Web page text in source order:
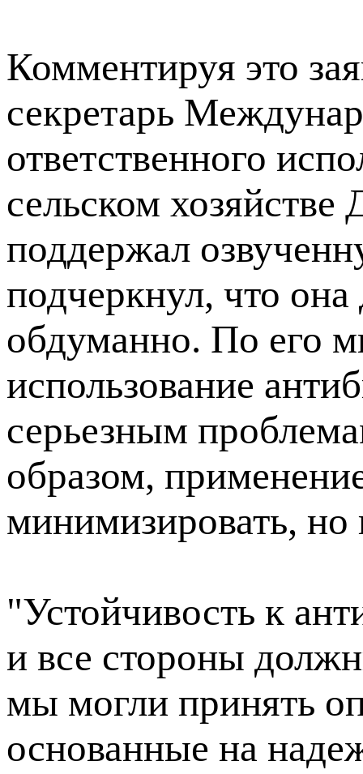
Комментируя это
секретарь
ответственного
сельском
поддержал
подчеркнул, что
обдуманно. По его
использование
серьезным
образом,
минимизировать, но
"Устойчивость к
и все стороны
мы могли принять
основанные на